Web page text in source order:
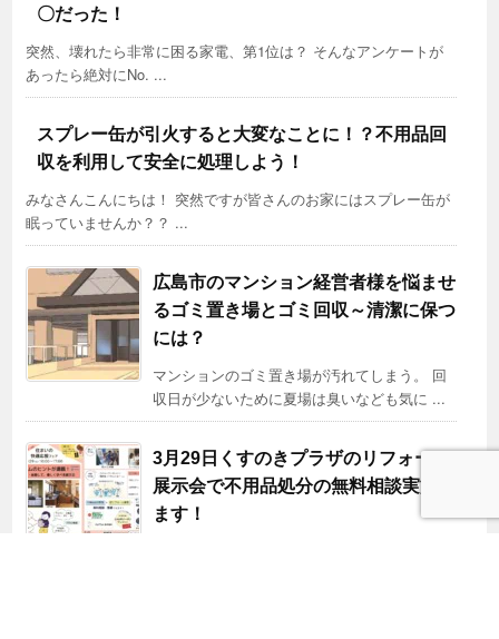
〇だった！
突然、壊れたら非常に困る家電、第1位は？ そんなアンケートが
あったら絶対にNo. ...
スプレー缶が引火すると大変なことに！？不用品回
収を利用して安全に処理しよう！
みなさんこんにちは！ 突然ですが皆さんのお家にはスプレー缶が
眠っていませんか？？ ...
広島市のマンション経営者様を悩ませ
るゴミ置き場とゴミ回収～清潔に保つ
には？
マンションのゴミ置き場が汚れてしまう。 回
収日が少ないために夏場は臭いなども気に ...
3月29日くすのきプラザのリフォーム
展示会で不用品処分の無料相談実施し
ます！